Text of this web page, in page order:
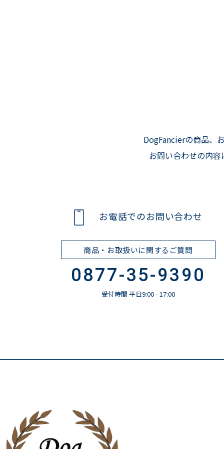
DogFancierの商品、
お問い合わせの内
お電話でのお問い合わせ
商品・お取扱いに関するご質問
0877-35-9390
受付時間 平日9:00 - 17:00